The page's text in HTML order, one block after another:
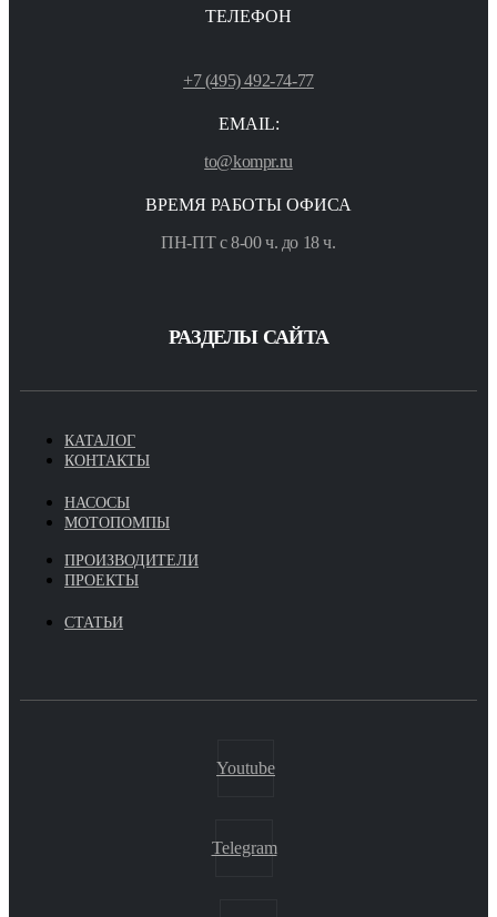
ТЕЛЕФОН
+7 (495) 492-74-77
EMAIL:
to@kompr.ru
ВРЕМЯ РАБОТЫ ОФИСА
ПН-ПТ с 8-00 ч. до 18 ч.
РАЗДЕЛЫ САЙТА
КАТАЛОГ
КОНТАКТЫ
НАСОСЫ
МОТОПОМПЫ
ПРОИЗВОДИТЕЛИ
ПРОЕКТЫ
СТАТЬИ
Youtube
Telegram